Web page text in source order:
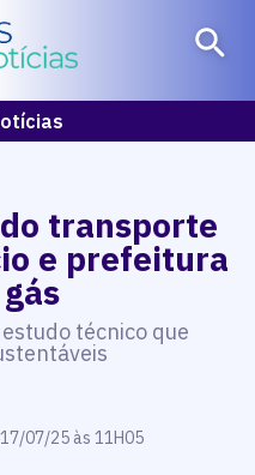
transporte
e prefeitura
técnico que
07/25 às 11H05